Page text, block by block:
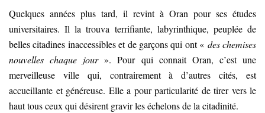
Quelques années plus tard, il revint à Oran pour ses études
universitaires. Il la trouva terrifiante, labyrinthique, peuplée de
belles citadines inaccessibles et de garçons qui ont « des chemises
nouvelles chaque jour». Pour qui connait Oran, c’est une
merveilleuse ville qui, contrairement à d’autres cités, est
accueillante et généreuse. Elle a pour particularité de tirer vers le
haut tous ceux qui désirent gravir les échelons de la citadinité.